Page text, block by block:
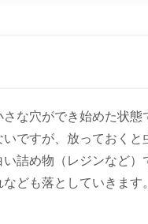
な穴ができ始めた状態
ですが、放っておくと
詰め物（レジンなど
ども落としていきます。